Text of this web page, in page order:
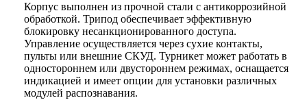
Корпус выполнен из прочной стали с антикоррозийной
обработкой. Трипод обеспечивает эффективную
блокировку несанкционированного доступа.
Управление осуществляется через сухие контакты,
пульты или внешние СКУД. Турникет может работать в
одностороннем или двустороннем режимах, оснащается
индикацией и имеет опции для установки различных
модулей распознавания.